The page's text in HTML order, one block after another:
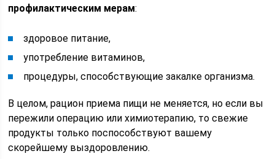
профилактическим мерам:
здоровое питание,
употребление витаминов,
процедуры, способствующие закалке организма.
В целом, рацион приема пищи не меняется, но если вы
пережили операцию или химиотерапию, то свежие
продукты только поспособствуют вашему
скорейшему выздоровлению.